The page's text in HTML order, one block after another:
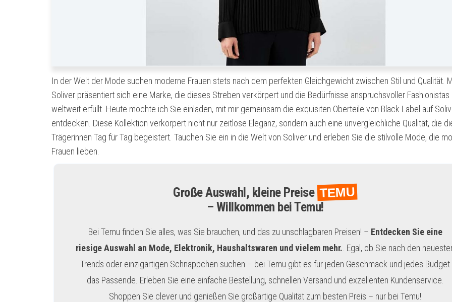
In der Welt der Mode suchen moderne Frauen stets nach dem perfekten Gleichgewicht zwischen Stil und Qualität.
Soliver präsentiert sich eine Marke, die dieses Streben verkörpert und die Bedürfnisse anspruchsvoller Fashionistas
weltweit erfüllt. Heute möchte ich Sie einladen, mit mir gemeinsam die exquisiten Oberteile von Black Label auf
entdecken. Diese Kollektion verkörpert nicht nur zeitlose Eleganz, sondern auch eine unvergleichliche Qualität, die
Trägerinnen Tag für Tag begeistert. Tauchen Sie ein in die Welt von Soliver und erleben Sie die stilvolle Mode, die
Frauen lieben.
Große Auswahl, kleine PreiseTEMU
– Willkommen bei Temu!
Bei Temu finden Sie alles, was Sie brauchen, und das zu unschlagbaren Preisen! – Entdecken Sie eine
riesige Auswahl an Mode, Elektronik, Haushaltswaren und vielem mehr. . Egal, ob Sie nach den
Trends oder einzigartigen Schnäppchen suchen – bei Temu gibt es für jeden Geschmack und jedes Budget
das Passende. Erleben Sie eine einfache Bestellung, schnellen Versand und exzellenten Kundenservice.
Shoppen Sie clever und genießen Sie großartige Qualität zum besten Preis – nur bei Temu!